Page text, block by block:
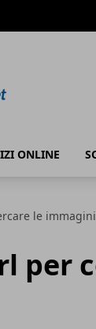
ONLINE
le
per